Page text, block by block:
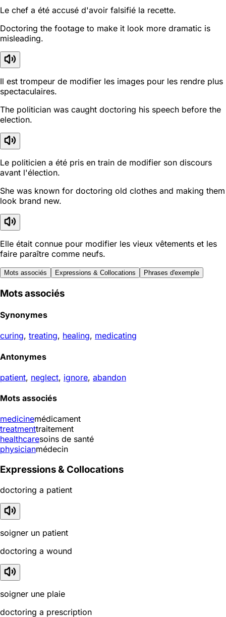
Le chef a été accusé d'avoir falsifié la recette.
Doctoring the footage to make it look more dramatic is
misleading.
Il est trompeur de modifier les images pour les rendre plus
spectaculaires.
The politician was caught doctoring his speech before the
election.
Le politicien a été pris en train de modifier son discours
avant l'élection.
She was known for doctoring old clothes and making them
look brand new.
Elle était connue pour modifier les vieux vêtements et les
faire paraître comme neufs.
Mots associés Expressions & Collocations Phrases d'exemple
Mots associés
Synonymes
curing, treating, healing, medicating
Antonymes
patient, neglect, ignore, abandon
Mots associés
medicinemédicament
treatmenttraitement
healthcaresoins de santé
physicianmédecin
Expressions & Collocations
doctoring a patient
soigner un patient
doctoring a wound
soigner une plaie
doctoring a prescription